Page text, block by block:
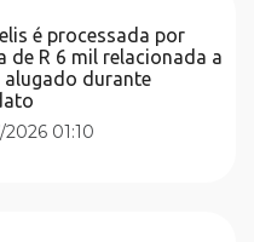
é processada por
de R 6 mil relacionada a
alugado durante
01:10